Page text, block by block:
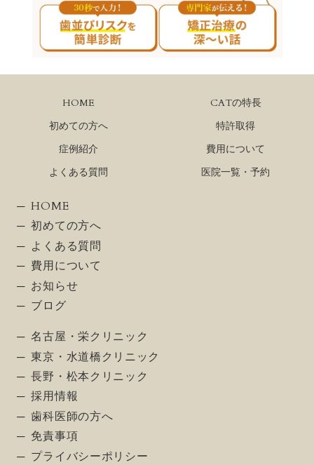
HOME
CATの特長
初めての方へ
特許取得
症例紹介
費用について
よくある質問
医院一覧・予約
HOME
初めての方へ
よくある質問
費用について
お知らせ
ブログ
名古屋・栄クリニック
東京・水道橋クリニック
長野・松本クリニック
採用情報
歯科医師の方へ
免責事項
プライバシーポリシー